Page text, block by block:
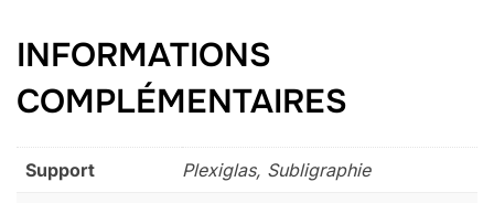
INFORMATIONS
COMPLÉMENTAIRES
Support Plexiglas, Subligraphie